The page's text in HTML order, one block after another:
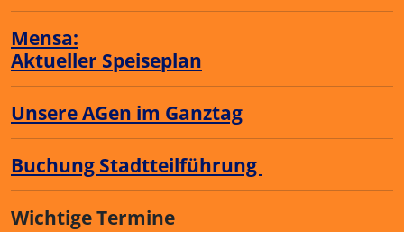
Mensa:
Aktueller Speiseplan
Unsere AGen im Ganztag
Buchung Stadtteilführung
Wichtige Termine